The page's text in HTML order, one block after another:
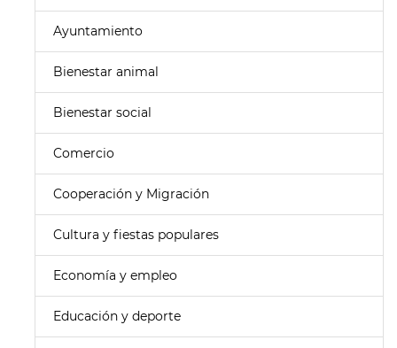
Ayuntamiento
Bienestar animal
Bienestar social
Comercio
Cooperación y Migración
Cultura y fiestas populares
Economía y empleo
Educación y deporte